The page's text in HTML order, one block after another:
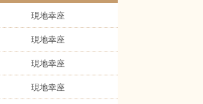
現地幸座
現地幸座
現地幸座
現地幸座